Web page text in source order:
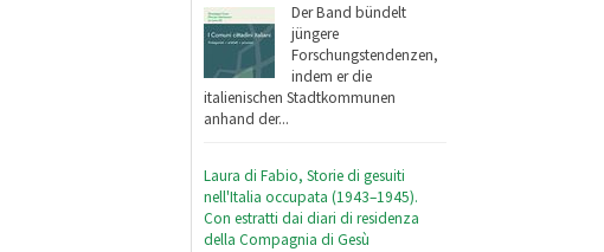
Der Band bündelt
jüngere
Forschungstendenzen,
indem er die
italienischen Stadtkommunen
anhand der...
Laura di Fabio, Storie di gesuiti
nell'Italia occupata (1943–1945).
Con estratti dai diari di residenza
della Compagnia di Gesù